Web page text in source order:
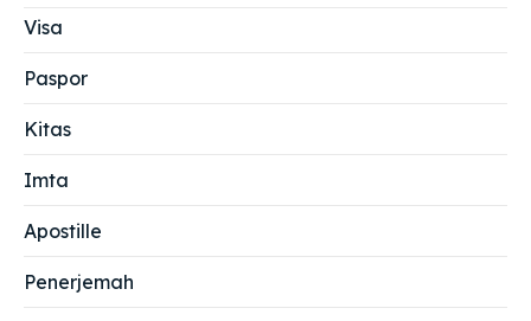
Visa
Paspor
Kitas
Imta
Apostille
Penerjemah